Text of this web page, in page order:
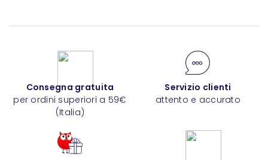
Consegna gratuita
per ordini superiori a 59€
(Italia)
Servizio clienti
attento e accurato